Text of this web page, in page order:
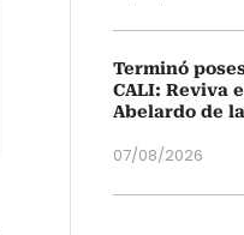
Terminó
CALI: Reviva
Abelardo de
07/08/2026